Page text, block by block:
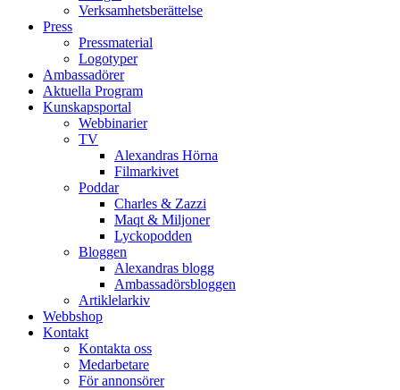
Verksamhetsberättelse
Press
Pressmaterial
Logotyper
Ambassadörer
Aktuella Program
Kunskapsportal
Webbinarier
TV
Alexandras Hörna
Filmarkivet
Poddar
Charles & Zazzi
Maqt & Miljoner
Lyckopodden
Bloggen
Alexandras blogg
Ambassadörsbloggen
Artiklelarkiv
Webbshop
Kontakt
Kontakta oss
Medarbetare
För annonsörer